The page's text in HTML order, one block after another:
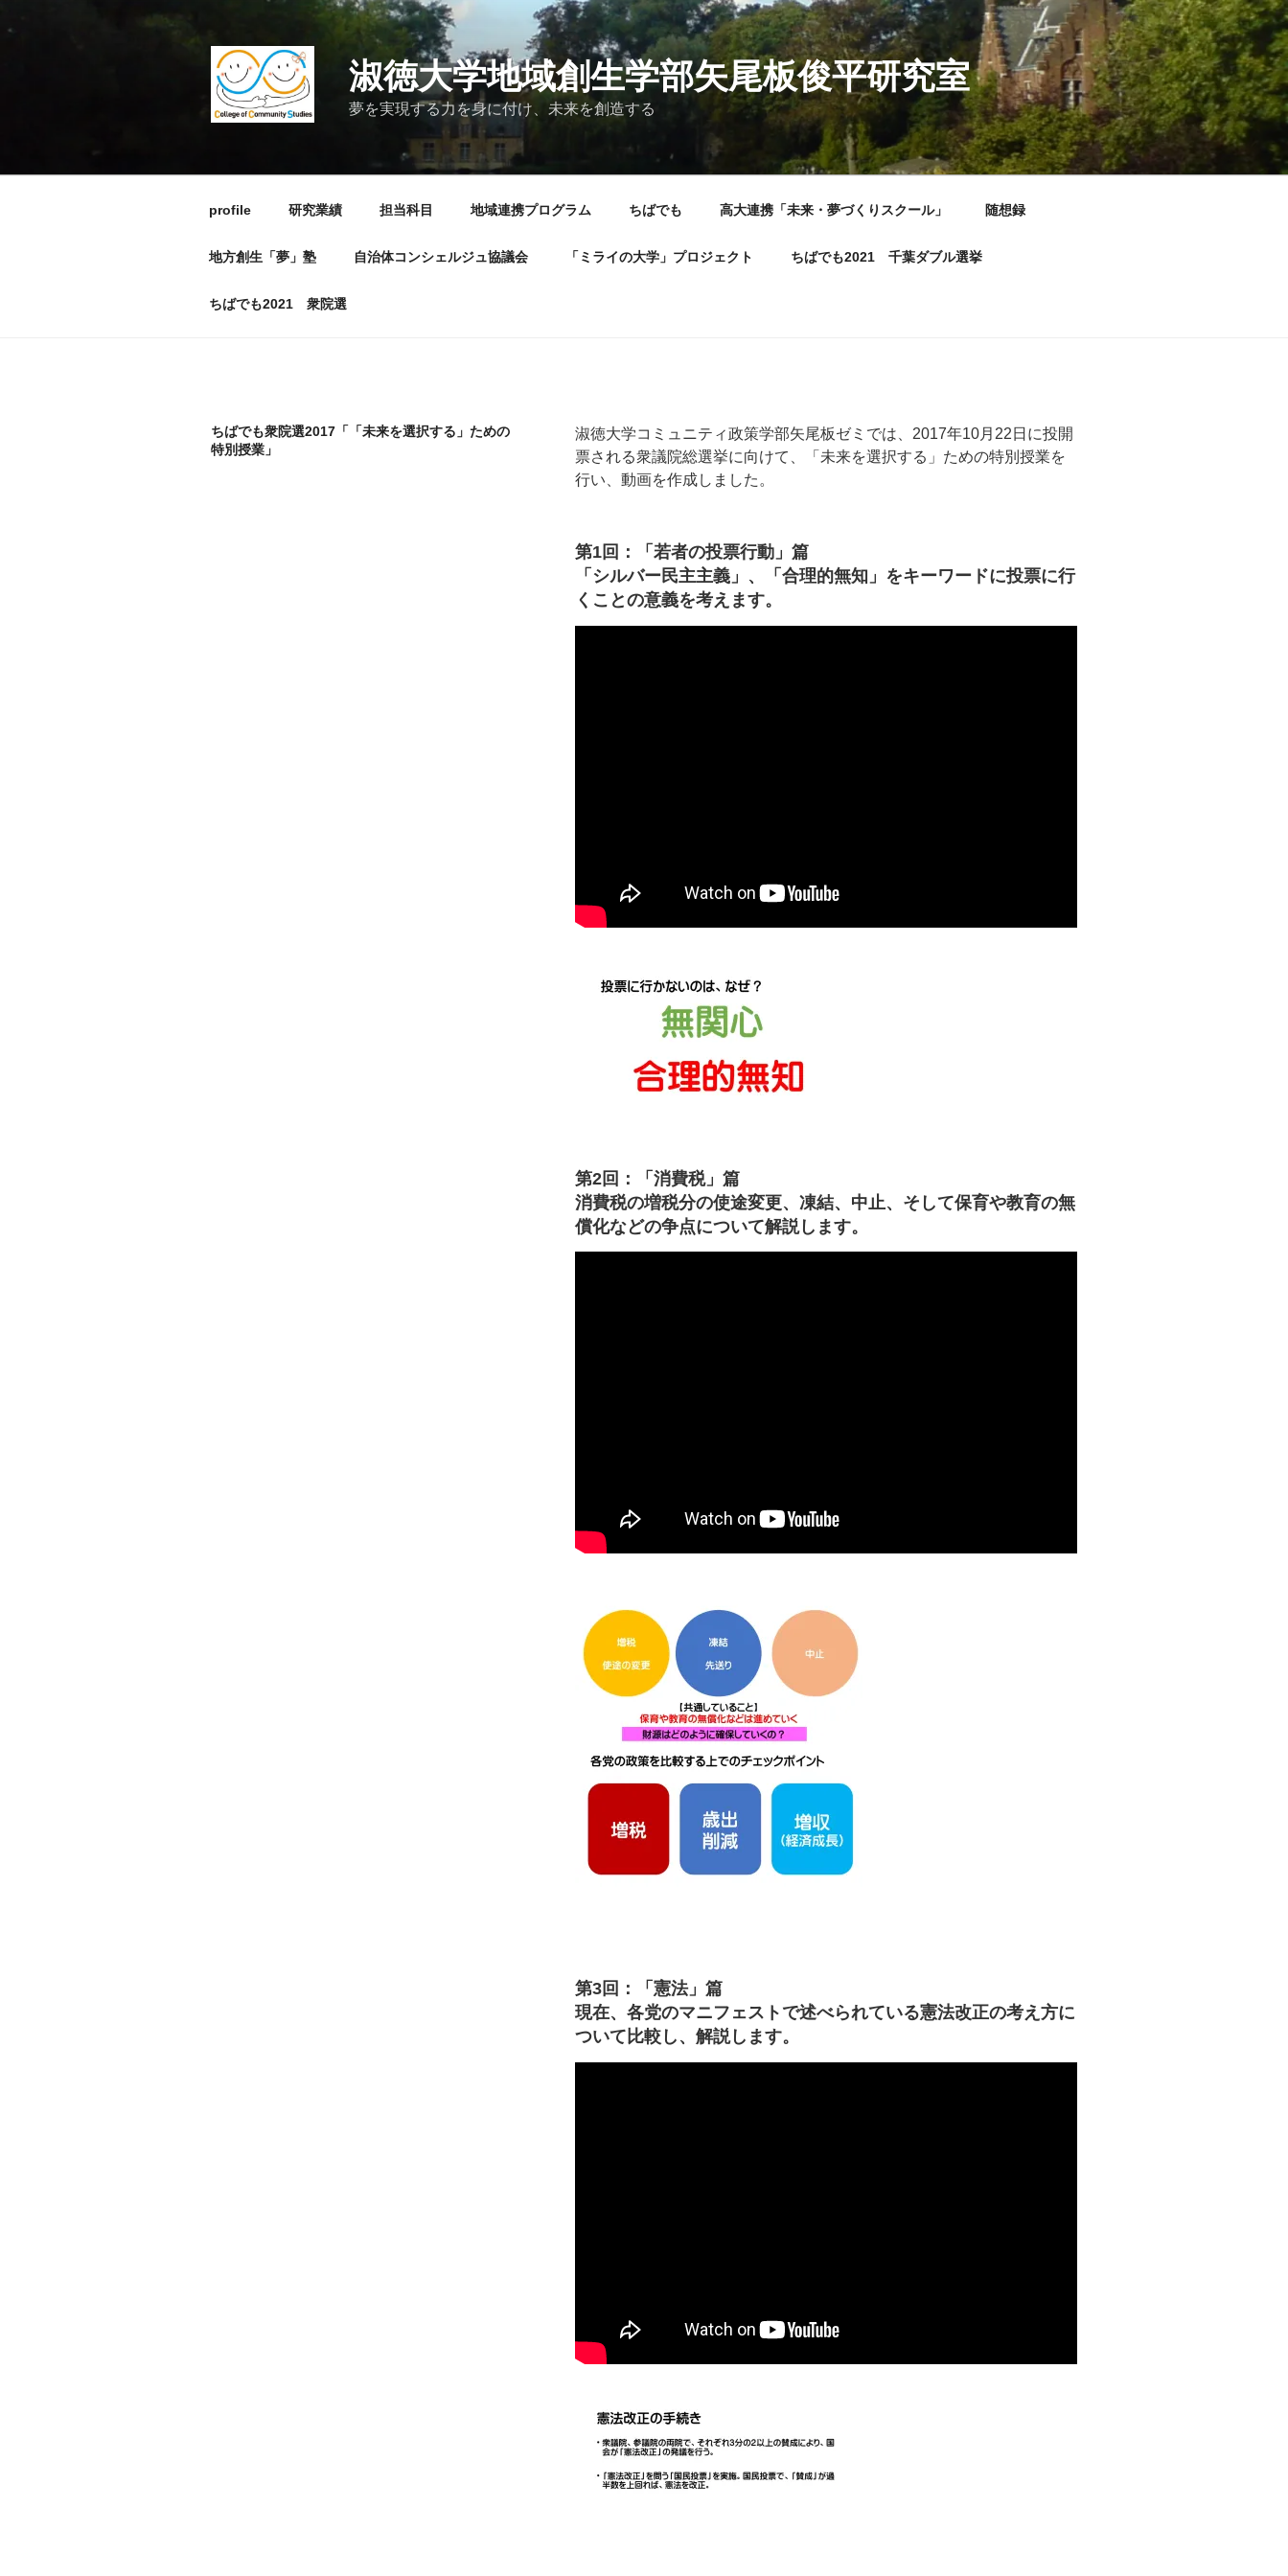
ン
キ
淑徳大学地域創生学部矢尾板俊平研究室
夢を実現する力を身に付け、未来を創造する
profile 研究業績 担当科目 地域連携プログラム ちばでも 高大連携「未来・夢づくりスクール」 随想録
地方創生「夢」塾 自治体コンシェルジュ協議会 「ミライの大学」プロジェクト ちばでも2021 千葉ダブル選挙
ちばでも2021 衆院選
ちばでも衆院選2017「「未来を選択する」ための
特別授業」
淑徳大学コミュニティ政策学部矢尾板ゼミでは、2017年10月22日に投開
票される衆議院総選挙に向けて、「未来を選択する」ための特別授業を
行い、動画を作成しました。
第1回：「若者の投票行動」篇
「シルバー民主主義」、「合理的無知」をキーワードに投票に行
くことの意義を考えます。
第2回：「消費税」篇
消費税の増税分の使途変更、凍結、中止、そして保育や教育の無
償化などの争点について解説します。
第3回：「憲法」篇
現在、各党のマニフェストで述べられている憲法改正の考え方に
ついて比較し、解説します。